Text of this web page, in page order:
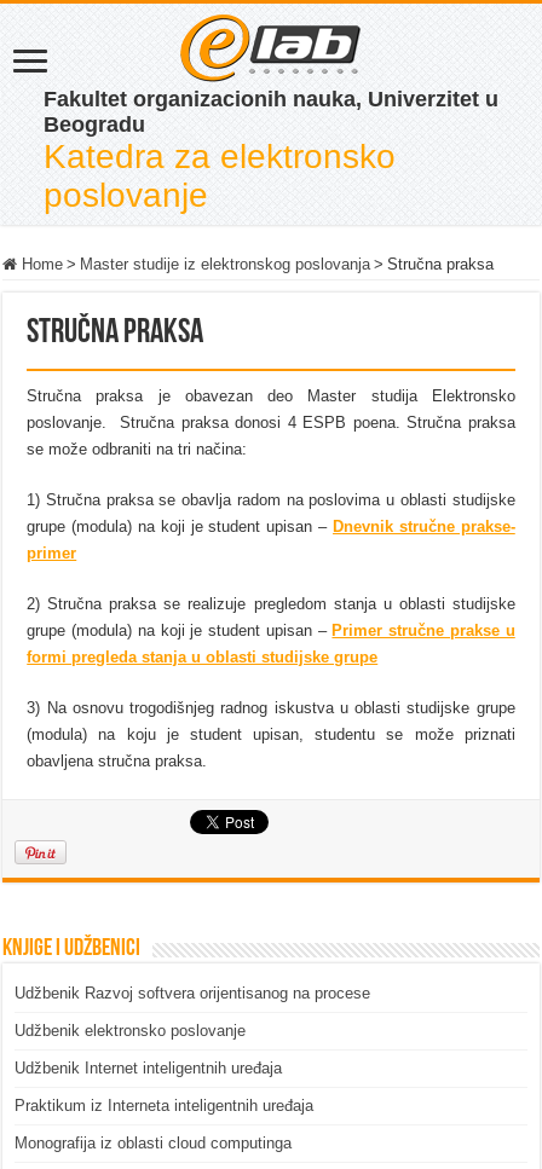
Fakultet organizacionih nauka, Univerzitet u
Beogradu
Katedra za elektronsko
poslovanje
Home > Master studije iz elektronskog poslovanja > Stručna praksa
Stručna praksa
Stručna praksa je obavezan deo Master studija Elektronsko
poslovanje. Stručna praksa donosi 4 ESPB poena. Stručna praksa
se može odbraniti na tri načina:
1) Stručna praksa se obavlja radom na poslovima u oblasti studijske
grupe (modula) na koji je student upisan – Dnevnik stručne prakse-
primer
2) Stručna praksa se realizuje pregledom stanja u oblasti studijske
grupe (modula) na koji je student upisan – Primer stručne prakse u
formi pregleda stanja u oblasti studijske grupe
3) Na osnovu trogodišnjeg radnog iskustva u oblasti studijske grupe
(modula) na koju je student upisan, studentu se može priznati
obavljena stručna praksa.
Knjige i udžbenici
Udžbenik Razvoj softvera orijentisanog na procese
Udžbenik elektronsko poslovanje
Udžbenik Internet inteligentnih uređaja
Praktikum iz Interneta inteligentnih uređaja
Monografija iz oblasti cloud computinga